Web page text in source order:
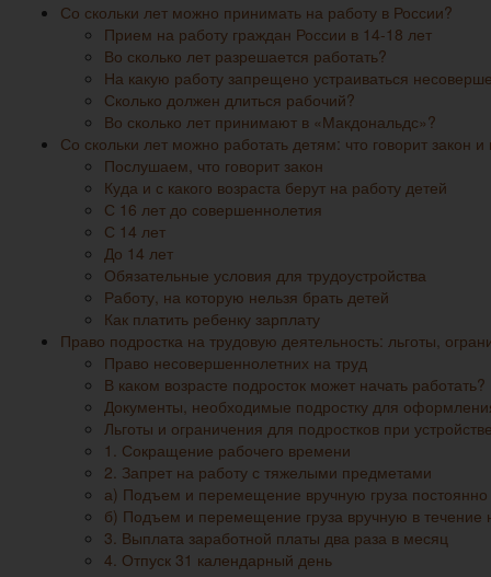
Со скольки лет можно принимать на работу в России?
Прием на работу граждан России в 14-18 лет
Во сколько лет разрешается работать?
На какую работу запрещено устраиваться
Сколько должен длиться рабочий?
Во сколько лет принимают в «Макдональдс»?
Со скольки лет можно работать детям: что говорит закон
Послушаем, что говорит закон
Куда и с какого возраста берут на работу детей
С 16 лет до совершеннолетия
С 14 лет
До 14 лет
Обязательные условия для трудоустройства
Работу, на которую нельзя брать детей
Как платить ребенку зарплату
Право подростка на трудовую деятельность: льготы,
Право несовершеннолетних на труд
В каком возрасте подросток может начать работать?
Документы, необходимые подростку для
Льготы и ограничения для подростков при
1. Сокращение рабочего времени
2. Запрет на работу с тяжелыми предметами
а) Подъем и перемещение вручную груза
б) Подъем и перемещение груза вручную в
3. Выплата заработной платы два раза в месяц
4. Отпуск 31 календарный день